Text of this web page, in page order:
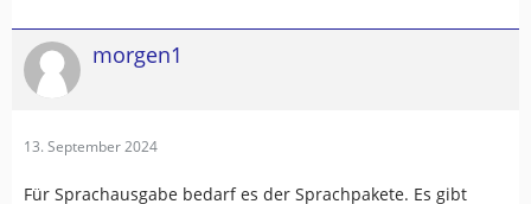
morgen1
13. September 2024
Für Sprachausgabe bedarf es der Sprachpakete. Es gibt